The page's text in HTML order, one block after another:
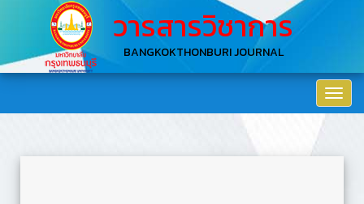
วารสารวิชาการ
BANGKOKTHONBURI JOURNAL